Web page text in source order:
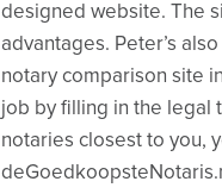
designed website. The
advantages. Peter’s
notary comparison site
job by filling in the legal
notaries closest to you,